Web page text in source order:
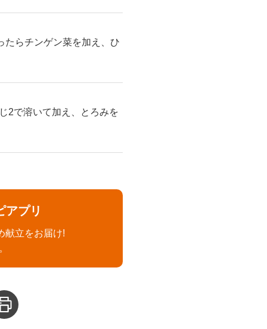
たらチンゲン菜を加え、ひ
2で溶いて加え、とろみを
アプリ
献立をお届け!